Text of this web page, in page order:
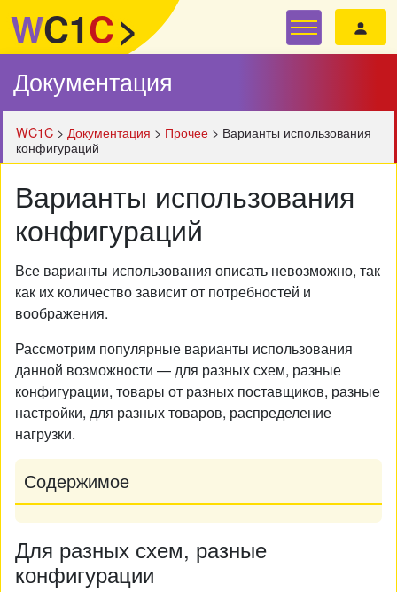
WC1C>
Документация
WC1C > Документация > Прочее > Варианты использования
конфигураций
Варианты использования
конфигураций
Все варианты использования описать невозможно, так
как их количество зависит от потребностей и
воображения.
Рассмотрим популярные варианты использования
данной возможности — для разных схем, разные
конфигурации, товары от разных поставщиков, разные
настройки, для разных товаров, распределение
нагрузки.
Содержимое
Для разных схем, разные
конфигурации